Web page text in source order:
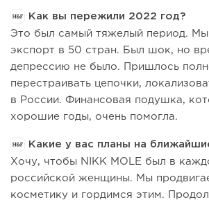
Как вы пережили 2022 год?
Это был самый тяжелый период. Мы
экспорт в 50 стран. Был шок, но
депрессию не было. Пришлось
перестраивать цепочки,
в России. Финансовая подушка,
хорошие годы, очень помогла.
Какие у вас планы на
Хочу, чтобы NIKK MOLE был в
российской женщины. Мы
косметику и гордимся этим.